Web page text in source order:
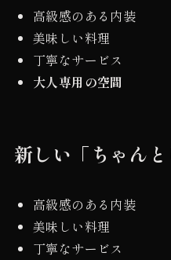
高級感のある内装
美味しい料理
丁寧なサービス
大人専用の空間
新しい「ちゃんと
高級感のある内装
美味しい料理
丁寧なサービス